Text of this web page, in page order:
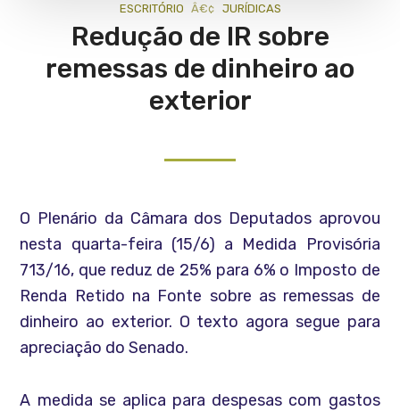
ESCRITÓRIO JURÍ­DICAS
Redução de IR sobre
remessas de dinheiro ao
exterior
O Plenário da Câmara dos Deputados aprovou
nesta quarta-feira (15/6) a Medida Provisória
713/16, que reduz de 25% para 6% o Imposto de
Renda Retido na Fonte sobre as remessas de
dinheiro ao exterior. O texto agora segue para
apreciação do Senado.
A medida se aplica para despesas com gastos